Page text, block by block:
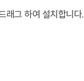
래그 하여 설치합니다.